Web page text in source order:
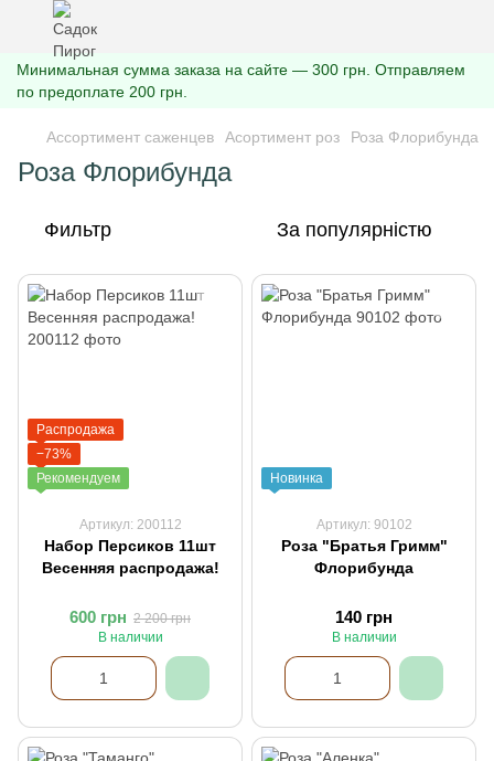
Минимальная сумма заказа на сайте — 300 грн. Отправляем
по предоплате 200 грн.
Ассортимент саженцев Асортимент роз Роза Флорибунда
Роза Флорибунда
Фильтр За популярністю
Распродажа
−73%
Рекомендуем
Артикул: 200112
Набор Персиков 11шт
Весенняя распродажа!
600 грн 2 200 грн
В наличии
Новинка
Артикул: 90102
Роза "Братья Гримм"
Флорибунда
140 грн
В наличии